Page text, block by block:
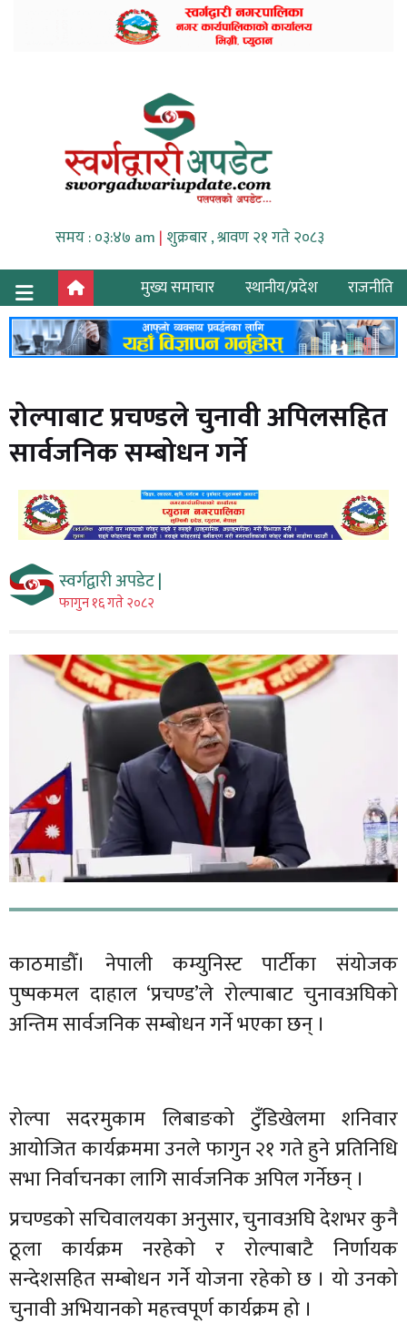
समय : ०३:४७ am | शुक्रबार , श्रावण २१ गते २०८३
मुख्य समाचार
स्थानीय/प्रदेश राजनीति
रोल्पाबाट प्रचण्डले चुनावी अपिलसहित
सार्वजनिक सम्बोधन गर्ने
स्वर्गद्वारी अपडेट |
फागुन १६ गते २०८२
काठमाडौँ। नेपाली कम्युनिस्ट पार्टीका संयोजक
पुष्पकमल दाहाल ‘प्रचण्ड’ले रोल्पाबाट चुनावअघिको
अन्तिम सार्वजनिक सम्बोधन गर्ने भएका छन् ।
रोल्पा सदरमुकाम लिबाङको टुँडिखेलमा शनिवार
आयोजित कार्यक्रममा उनले फागुन २१ गते हुने प्रतिनिधि
सभा निर्वाचनका लागि सार्वजनिक अपिल गर्नेछन् ।
प्रचण्डको सचिवालयका अनुसार, चुनावअघि देशभर कुनै
ठूला कार्यक्रम नरहेको र रोल्पाबाटै निर्णायक
सन्देशसहित सम्बोधन गर्ने योजना रहेको छ । यो उनको
चुनावी अभियानको महत्त्वपूर्ण कार्यक्रम हो ।